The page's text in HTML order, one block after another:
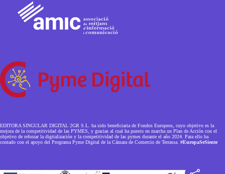
EDITORA SINGULAR DIGITAL 2GR S.L. ha sido beneficiaria de Fondos Europeos, cuyo objetivo es la
mejora de la competitividad de las PYMES, y gracias al cual ha puesto en marcha un Plan de Acción con el
objetivo de reforzar la digitalización y la competitividad de las pymes durante el año 2024. Para ello ha
contado con el apoyo del Programa Pyme Digital de la Cámara de Comercio de Terrassa. #EuropaSeSiente